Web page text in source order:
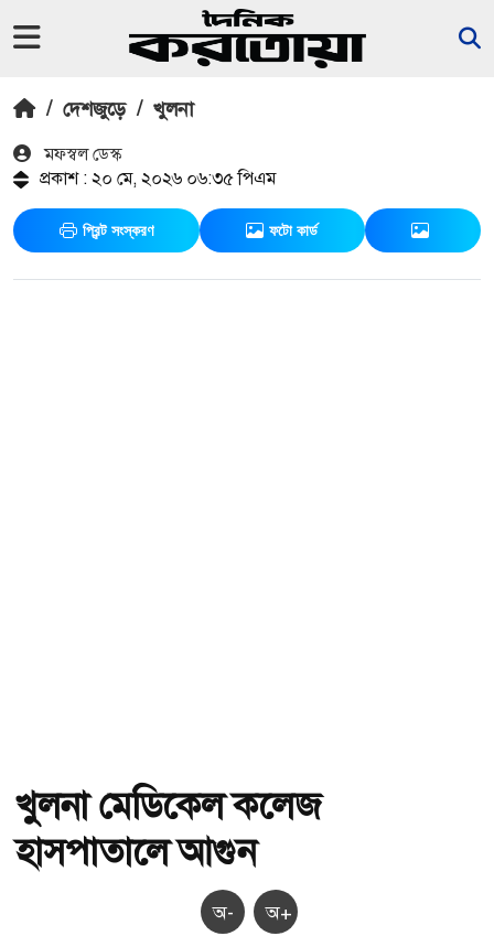
/ দেশজুড়ে / খুলনা
মফস্বল ডেস্ক
প্রকাশ : ২০ মে, ২০২৬ ০৬:৩৫ পিএম
প্রিন্ট সংস্করণ ফটো কার্ড
খুলনা মেডিকেল কলেজ
হাসপাতালে আগুন
অ- অ+